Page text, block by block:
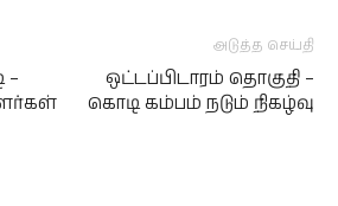
–
அடுத்த செய்தி
ஒட்டப்பிடாரம் தொகுதி –
கொடி கம்பம் நடும் நிகழ்வு